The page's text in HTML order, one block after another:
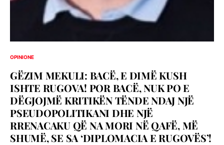
OPINIONE
GËZIM MEKULI: BACË, E DIMË KUSH
ISHTE RUGOVA! POR BACË, NUK PO E
DËGJOJMË KRITIKËN TËNDE NDAJ NJË
PSEUDOPOLITIKANI DHE NJË
RRENACAKU QË NA MORI NË QAFË, MË
SHUMË, SE SA ‘DIPLOMACIA E RUGOVËS’!